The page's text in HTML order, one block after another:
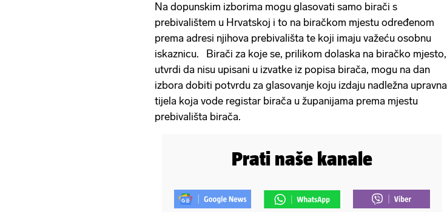
Na dopunskim izborima mogu glasovati samo birači s
prebivalištem u Hrvatskoj i to na biračkom mjestu određenom
prema adresi njihova prebivališta te koji imaju važeću osobnu
iskaznicu. Birači za koje se, prilikom dolaska na biračko mjesto,
utvrdi da nisu upisani u izvatke iz popisa birača, mogu na dan
izbora dobiti potvrdu za glasovanje koju izdaju nadležna upravna
tijela koja vode registar birača u županijama prema mjestu
prebivališta birača.
Prati naše kanale